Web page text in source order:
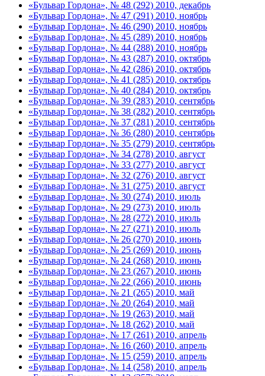
«Бульвар Гордона», № 48 (292) 2010, декабрь
«Бульвар Гордона», № 47 (291) 2010, ноябрь
«Бульвар Гордона», № 46 (290) 2010, ноябрь
«Бульвар Гордона», № 45 (289) 2010, ноябрь
«Бульвар Гордона», № 44 (288) 2010, ноябрь
«Бульвар Гордона», № 43 (287) 2010, октябрь
«Бульвар Гордона», № 42 (286) 2010, октябрь
«Бульвар Гордона», № 41 (285) 2010, октябрь
«Бульвар Гордона», № 40 (284) 2010, октябрь
«Бульвар Гордона», № 39 (283) 2010, сентябрь
«Бульвар Гордона», № 38 (282) 2010, сентябрь
«Бульвар Гордона», № 37 (281) 2010, сентябрь
«Бульвар Гордона», № 36 (280) 2010, сентябрь
«Бульвар Гордона», № 35 (279) 2010, сентябрь
«Бульвар Гордона», № 34 (278) 2010, август
«Бульвар Гордона», № 33 (277) 2010, август
«Бульвар Гордона», № 32 (276) 2010, август
«Бульвар Гордона», № 31 (275) 2010, август
«Бульвар Гордона», № 30 (274) 2010, июль
«Бульвар Гордона», № 29 (273) 2010, июль
«Бульвар Гордона», № 28 (272) 2010, июль
«Бульвар Гордона», № 27 (271) 2010, июль
«Бульвар Гордона», № 26 (270) 2010, июнь
«Бульвар Гордона», № 25 (269) 2010, июнь
«Бульвар Гордона», № 24 (268) 2010, июнь
«Бульвар Гордона», № 23 (267) 2010, июнь
«Бульвар Гордона», № 22 (266) 2010, июнь
«Бульвар Гордона», № 21 (265) 2010, май
«Бульвар Гордона», № 20 (264) 2010, май
«Бульвар Гордона», № 19 (263) 2010, май
«Бульвар Гордона», № 18 (262) 2010, май
«Бульвар Гордона», № 17 (261) 2010, апрель
«Бульвар Гордона», № 16 (260) 2010, апрель
«Бульвар Гордона», № 15 (259) 2010, апрель
«Бульвар Гордона», № 14 (258) 2010, апрель